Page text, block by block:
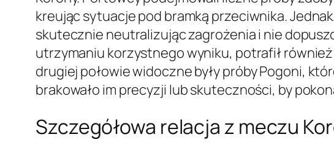
kreując sytuacje pod bramką przeciwnika.
skutecznie neutralizując zagrożenia i nie
utrzymaniu korzystnego wyniku, potrafił
drugiej połowie widoczne były próby Pogoni,
brakowało im precyzji lub skuteczności, by
Szczegółowa relacja z meczu